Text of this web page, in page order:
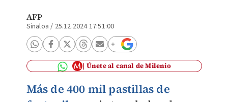
AFP
Sinaloa / 25.12.2024 17:51:00
Únete al canal de Milenio
Más de 400 mil pastillas de